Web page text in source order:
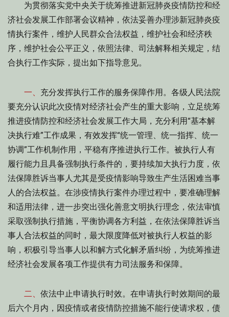
为贯彻落实党中央关于统筹推进新冠肺炎疫情防控和经
济社会发展工作部署会议精神，依法妥善办理涉新冠肺炎疫
情执行案件，维护人民群众合法权益，维护社会和经济秩
序，维护社会公平正义，依照法律、司法解释相关规定，结
合执行工作实际，提出如下指导意见。
一、 充分发挥执行工作的服务保障作用。各级人民法院
要充分认识此次疫情对经济社会产生的重大影响，立足统筹
推进疫情防控和经济社会发展工作大局，充分利用“基本解
决执行难”工作成果，有效发挥“统一管理、统一指挥、统一
协调”工作机制作用，平稳有序推进执行工作。被执行人有
履行能力且具备强制执行条件的，要持续加大执行力度，依
法保障胜诉当事人尤其是受疫情影响导致生产生活困难当事
人的合法权益。在涉疫情执行案件办理过程中，要准确理解
和适用法律，进一步突出强化善意文明执行理念，依法审慎
采取强制执行措施，平衡协调各方利益，在依法保障胜诉当
事人合法权益的同时，最大限度降低对被执行人权益的影
响，积极引导当事人以和解方式化解矛盾纠纷，为统筹推进
经济社会发展各项工作提供有力司法服务和保障。
二、 依法中止申请执行时效。在申请执行时效期间的最
后六个月内，因疫情或者疫情防控措施不能行使请求权，债